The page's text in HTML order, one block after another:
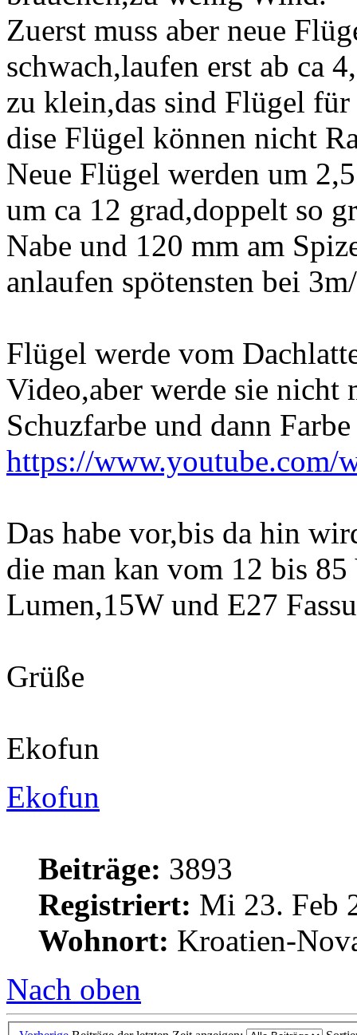
Zuerst muss aber neue
schwach,laufen erst ab ca
zu klein,das sind Flügel
dise Flügel können nicht
Neue Flügel werden um
um ca 12 grad,doppelt so
Nabe und 120 mm am
anlaufen spötensten bei
Flügel werde vom
Video,aber werde sie nicht
Schuzfarbe und dann
https://
Das habe vor,bis da hin
die man kan vom 12 bis
Lumen,15W und E27
Grüße
Ekofun
Ekofun
Beiträge: 3893
Registriert: Mi 23. Feb
Wohnort: Kroatien-
Nach oben